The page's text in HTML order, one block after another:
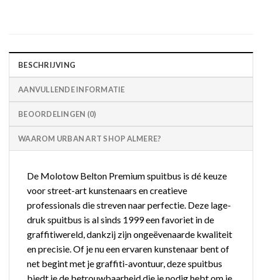
BESCHRIJVING
AANVULLENDE INFORMATIE
BEOORDELINGEN (0)
WAAROM URBAN ART SHOP ALMERE?
De Molotow Belton Premium spuitbus is dé keuze
voor street-art kunstenaars en creatieve
professionals die streven naar perfectie. Deze lage-
druk spuitbus is al sinds 1999 een favoriet in de
graffitiwereld, dankzij zijn ongeëvenaarde kwaliteit
en precisie. Of je nu een ervaren kunstenaar bent of
net begint met je graffiti-avontuur, deze spuitbus